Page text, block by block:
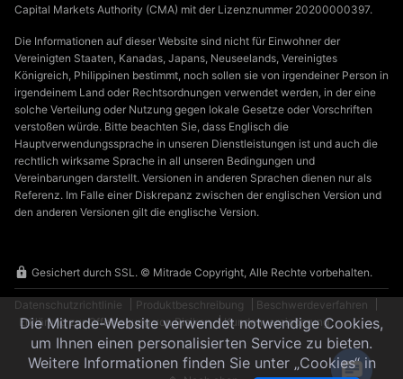
Capital Markets Authority (CMA) mit der Lizenznummer 20200000397.
Die Informationen auf dieser Website sind nicht für Einwohner der
Vereinigten Staaten, Kanadas, Japans, Neuseelands, Vereinigtes
Königreich, Philippinen bestimmt, noch sollen sie von irgendeiner Person in
irgendeinem Land oder Rechtsordnungen verwendet werden, in der eine
solche Verteilung oder Nutzung gegen lokale Gesetze oder Vorschriften
verstoßen würde. Bitte beachten Sie, dass Englisch die
Hauptverwendungssprache in unseren Dienstleistungen ist und auch die
rechtlich wirksame Sprache in all unseren Bedingungen und
Vereinbarungen darstellt. Versionen in anderen Sprachen dienen nur als
Referenz. Im Falle einer Diskrepanz zwischen der englischen Version und
den anderen Versionen gilt die englische Version.
Gesichert durch SSL. © Mitrade Copyright, Alle Rechte vorbehalten.
Datenschutzrichtlinie Produktbeschreibung
Beschwerdeverfahren
Erklärung zur Offenlegung von Risiken
Kundenvereinbarung
Die Mitrade-Website verwendet notwendige Cookies,
um Ihnen einen personalisierten Service zu bieten.
Weitere Informationen finden Sie unter „Cookies“ in